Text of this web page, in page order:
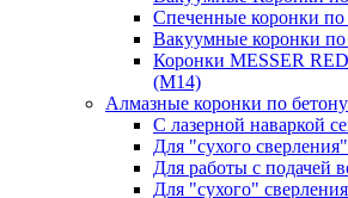
Спеченные коронки
Вакуумные коронки
Коронки MESSER
(М14)
Алмазные коронки по бетону
С лазерной наваркой
Для "сухого
Для работы с подачей
Для "сухого" сверления